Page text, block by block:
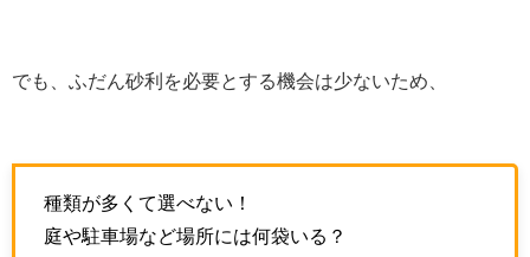
でも、ふだん砂利を必要とする機会は少ないため、
種類が多くて選べない！
庭や駐車場など場所には何袋いる？